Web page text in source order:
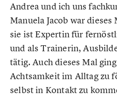
Andrea und ich uns
Manuela Jacob war
sie ist Expertin für
und als Trainerin,
tätig. Auch dieses Mal
Achtsamkeit im Alltag zu
selbst in Kontakt zu